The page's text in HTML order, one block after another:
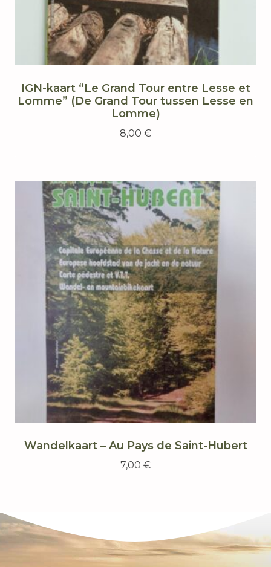
IGN-kaart “Le Grand Tour entre Lesse et
Lomme” (De Grand Tour tussen Lesse en
Lomme)
8,00 €
Wandelkaart – Au Pays de Saint-Hubert
7,00 €